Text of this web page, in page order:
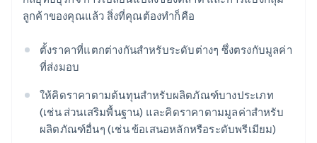
ลูกค้าของคุณแล้ว สิ่งที่คุณต้องทำก็คือ
ตั้งราคาที่แตกต่างกันสำหรับระดับต่างๆ ซึ่งตรงกับมูลค่า
ที่ส่งมอบ
ให้คิดราคาตามต้นทุนสำหรับผลิตภัณฑ์บางประเภท
(เช่น ส่วนเสริมพื้นฐาน) และคิดราคาตามมูลค่าสำหรับ
ผลิตภัณฑ์อื่นๆ (เช่น ข้อเสนอหลักหรือระดับพรีเมียม)